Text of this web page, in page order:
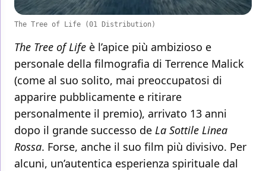
The Tree of Life (01 Distribution)
The Tree of Life è l’apice più ambizioso e
personale della filmografia di Terrence Malick
(come al suo solito, mai preoccupatosi di
apparire pubblicamente e ritirare
personalmente il premio), arrivato 13 anni
dopo il grande successo de La Sottile Linea
Rossa. Forse, anche il suo film più divisivo. Per
alcuni, un’autentica esperienza spirituale dal